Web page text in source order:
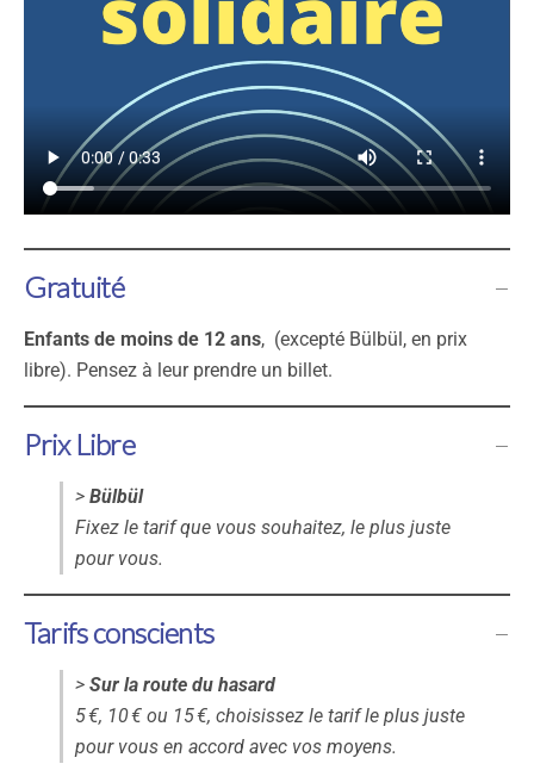
Gratuité
Enfants de moins de 12 ans, (excepté Bülbül, en prix
libre). Pensez à leur prendre un billet.
Prix Libre
> Bülbül
Fixez le tarif que vous souhaitez, le plus juste
pour vous.
Tarifs conscients
> Sur la route du hasard
5 €, 10 € ou 15 €, choisissez le tarif le plus juste
pour vous en accord avec vos moyens.